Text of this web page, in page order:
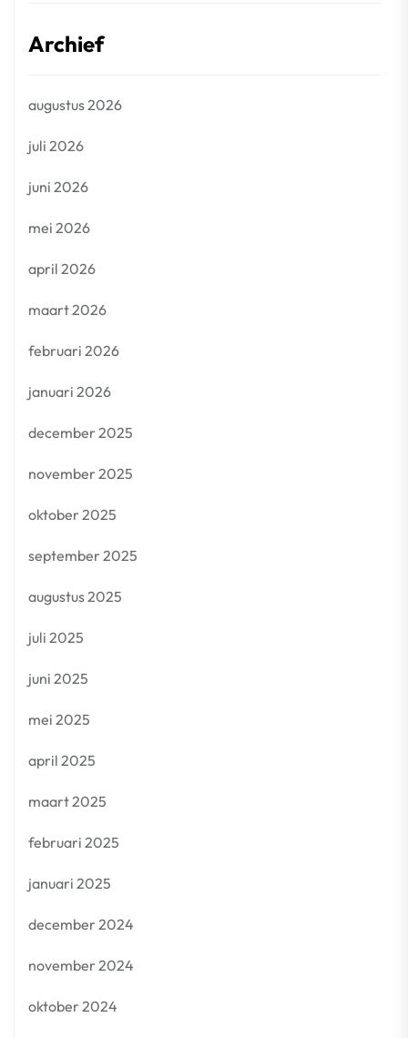
Archief
augustus 2026
juli 2026
juni 2026
mei 2026
april 2026
maart 2026
februari 2026
januari 2026
december 2025
november 2025
oktober 2025
september 2025
augustus 2025
juli 2025
juni 2025
mei 2025
april 2025
maart 2025
februari 2025
januari 2025
december 2024
november 2024
oktober 2024